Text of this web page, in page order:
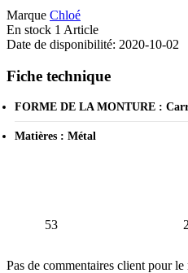
Marque Chloé
En stock 1 Article
Date de disponibilité: 2020-10-02
Fiche technique
FORME DE LA MONTURE :
Matières : Métal
53
Pas de commentaires client pour le